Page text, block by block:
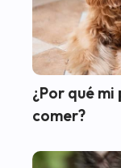
¿Por qué
comer?